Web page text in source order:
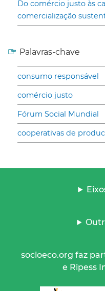
Do comércio justo às
comercialização
Palavras-chave
consumo responsável
comércio justo
Fórum Social Mundial
cooperativas de
socioeco.org faz
e Ripess